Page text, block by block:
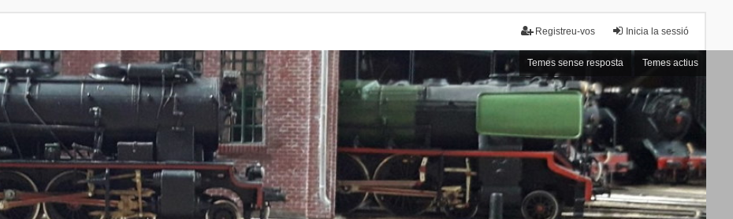
Inicia la sessió
Registreu-vos
Temes sense resposta Temes actius